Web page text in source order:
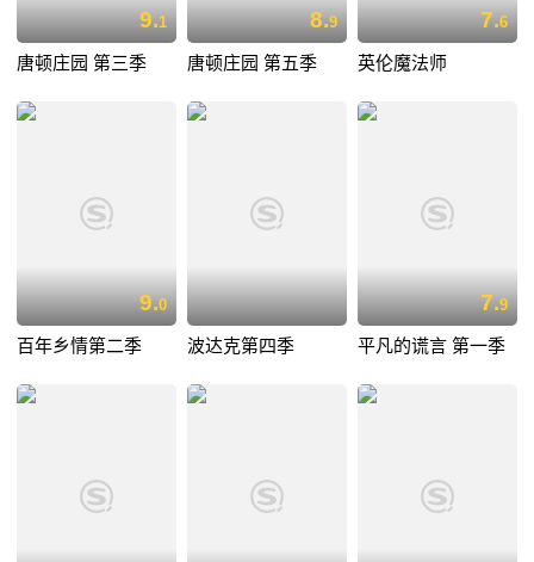
9.1
唐顿庄园 第三季
8.9
唐顿庄园 第五季
7.6
英伦魔法师
9.0
百年乡情第二季 波达克第四季
7.9
平凡的谎言 第一季